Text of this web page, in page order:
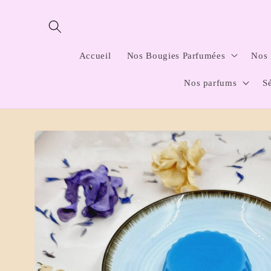
Accueil Nos Bougies Parfumées Nos
Nos parfums
Passer aux
produits